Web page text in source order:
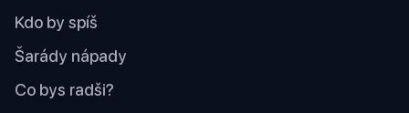
Kdo by spíš
Šarády nápady
Co bys radši?